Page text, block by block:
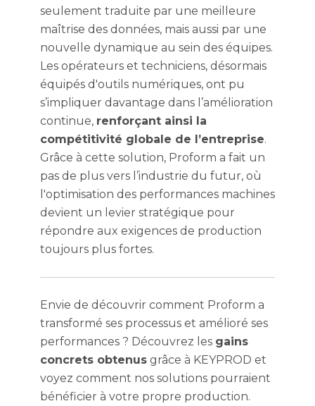
seulement traduite par une meilleure
maîtrise des données, mais aussi par une
nouvelle dynamique au sein des équipes.
Les opérateurs et techniciens, désormais
équipés d'outils numériques, ont pu
s’impliquer davantage dans l’amélioration
continue, renforçant ainsi la
compétitivité globale de l’entreprise.
Grâce à cette solution, Proform a fait un
pas de plus vers l’industrie du futur, où
l'optimisation des performances machines
devient un levier stratégique pour
répondre aux exigences de production
toujours plus fortes.
Envie de découvrir comment Proform a
transformé ses processus et amélioré ses
performances ? Découvrez les gains
concrets obtenusgrâce à KEYPROD et
voyez comment nos solutions pourraient
bénéficier à votre propre production.